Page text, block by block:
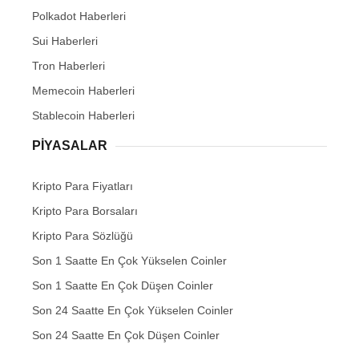
Polkadot Haberleri
Sui Haberleri
Tron Haberleri
Memecoin Haberleri
Stablecoin Haberleri
PIYASALAR
Kripto Para Fiyatları
Kripto Para Borsaları
Kripto Para Sözlüğü
Son 1 Saatte En Çok Yükselen Coinler
Son 1 Saatte En Çok Düşen Coinler
Son 24 Saatte En Çok Yükselen Coinler
Son 24 Saatte En Çok Düşen Coinler